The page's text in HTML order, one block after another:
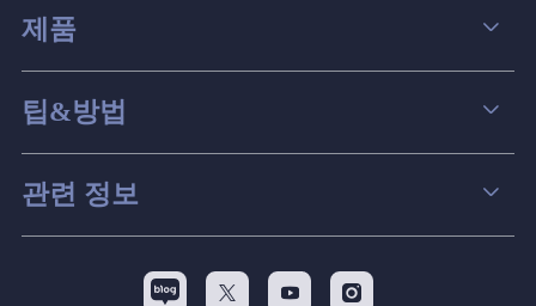
제품
데이터 복구
파티션 관리
스크린 레코더
백업&복원
팁&방법
컴퓨터 데이터 복구 팁
맥 데이터 복구 팁
디스크 파티션 팁
관련 정보
  